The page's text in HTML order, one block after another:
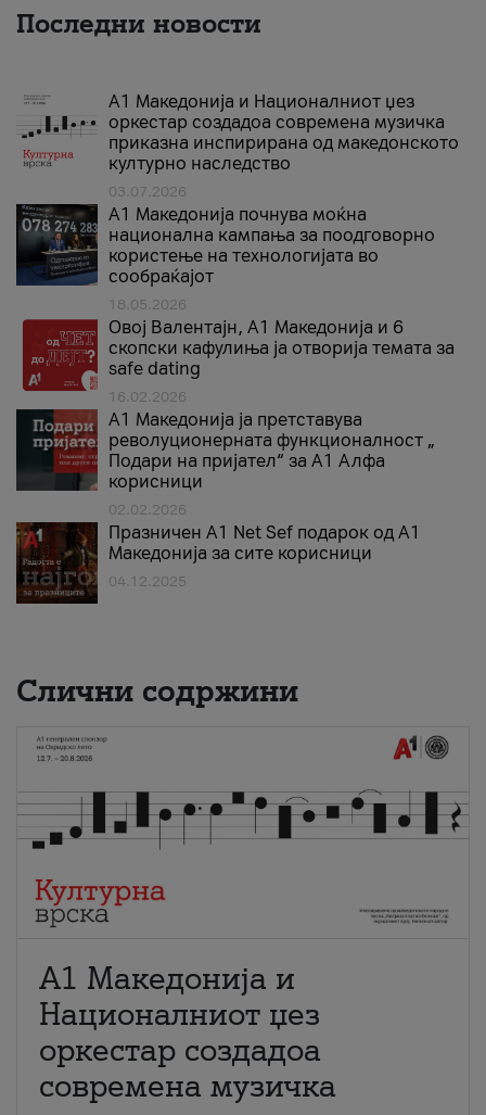
Последни новости
А1 Македонија и Националниот џез
оркестар создадоа современа музичка
приказна инспирирана од македонското
културно наследство
03.07.2026
A1 Македонија почнува моќна
национална кампања за поодговорно
користење на технологијата во
сообраќајот
18.05.2026
Овој Валентајн, A1 Македонија и 6
скопски кафулиња ја отворија темата за
safe dating
16.02.2026
А1 Македонија ја претставува
револуционерната функционалност „
Подари на пријател“ за А1 Алфа
корисници
02.02.2026
Празничен A1 Net Sеf подарок од А1
Македонија за сите корисници
04.12.2025
Слични содржини
А1 Македонија и
Националниот џез
оркестар создадоа
современа музичка